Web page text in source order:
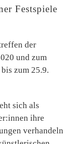
Festspiele
der
und zum
zum 25.9.
sich als
ihre
verhandeln